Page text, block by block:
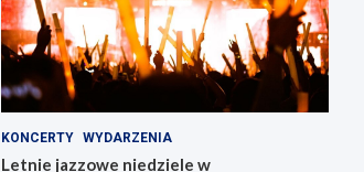
KONCERTY WYDARZENIA
Letnie jazzowe niedziele w